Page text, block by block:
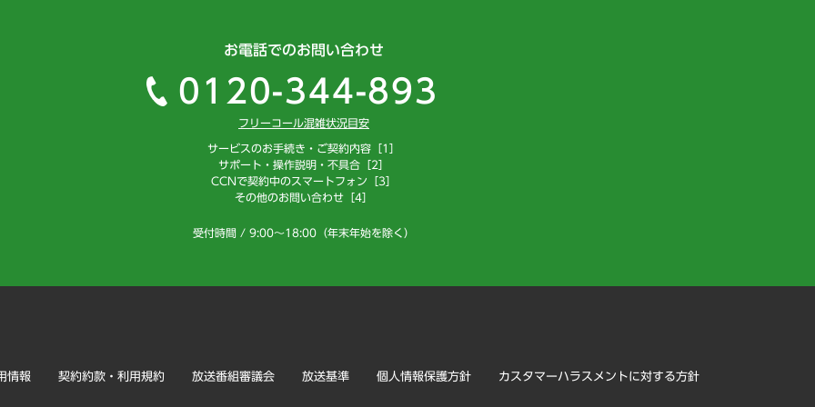
お電話でのお問い合わせ
0120-344-893
フリーコール混雑状況目安
サービスのお手続き・ご契約内容［1］
サポート・操作説明・不具合［2］
CCNで契約中のスマートフォン［3］
その他のお問い合わせ［4］
受付時間 / 9:00～18:00（年末年始を除く）
情報 契約約款・利用規約 放送番組審議会 放送基準 個人情報保護方針 カスタマーハラスメントに対する方針